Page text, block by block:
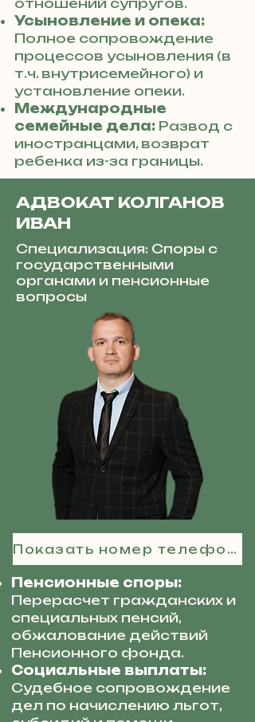
отношений супругов.
Усыновление и опека:
Полное сопровождение
процессов усыновления (в
т.ч. внутрисемейного) и
установление опеки.
Международные
семейные дела: Развод с
иностранцами, возврат
ребенка из-за границы.
АДВОКАТ КОЛГАНОВ
ИВАН
Специализация: Споры с
государственными
органами и пенсионные
вопросы
Показать номер телефона
Пенсионные споры:
Перерасчет гражданских и
специальных пенсий,
обжалование действий
Пенсионного фонда.
Социальные выплаты:
Судебное сопровождение
дел по начислению льгот,